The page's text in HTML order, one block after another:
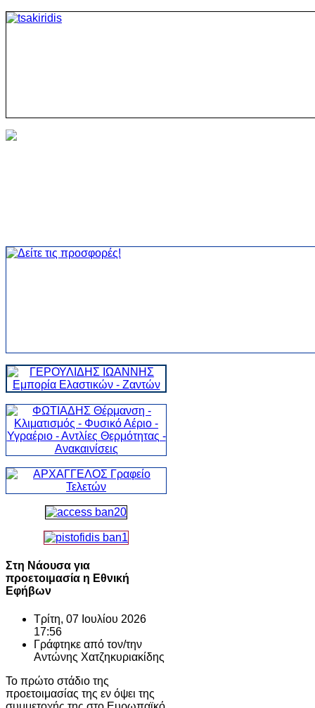
Στη Νάουσα για
προετοιμασία η Εθνική
Εφήβων
Τρίτη, 07 Ιουλίου 2026
17:56
Γράφτηκε από τον/την
Αντώνης Χατζηκυριακίδης
Το πρώτο στάδιο της
προετοιμασίας της εν όψει της